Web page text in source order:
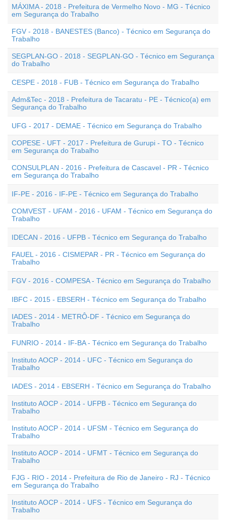
MÁXIMA - 2018 - Prefeitura de Vermelho Novo - MG - Técnico
em Segurança do Trabalho
FGV - 2018 - BANESTES (Banco) - Técnico em Segurança do
Trabalho
SEGPLAN-GO - 2018 - SEGPLAN-GO - Técnico em Segurança
do Trabalho
CESPE - 2018 - FUB - Técnico em Segurança do Trabalho
Adm&Tec - 2018 - Prefeitura de Tacaratu - PE - Técnico(a) em
Segurança do Trabalho
UFG - 2017 - DEMAE - Técnico em Segurança do Trabalho
COPESE - UFT - 2017 - Prefeitura de Gurupi - TO - Técnico
em Segurança do Trabalho
CONSULPLAN - 2016 - Prefeitura de Cascavel - PR - Técnico
em Segurança do Trabalho
IF-PE - 2016 - IF-PE - Técnico em Segurança do Trabalho
COMVEST - UFAM - 2016 - UFAM - Técnico em Segurança do
Trabalho
IDECAN - 2016 - UFPB - Técnico em Segurança do Trabalho
FAUEL - 2016 - CISMEPAR - PR - Técnico em Segurança do
Trabalho
FGV - 2016 - COMPESA - Técnico em Segurança do Trabalho
IBFC - 2015 - EBSERH - Técnico em Segurança do Trabalho
IADES - 2014 - METRÔ-DF - Técnico em Segurança do
Trabalho
FUNRIO - 2014 - IF-BA - Técnico em Segurança do Trabalho
Instituto AOCP - 2014 - UFC - Técnico em Segurança do
Trabalho
IADES - 2014 - EBSERH - Técnico em Segurança do Trabalho
Instituto AOCP - 2014 - UFPB - Técnico em Segurança do
Trabalho
Instituto AOCP - 2014 - UFSM - Técnico em Segurança do
Trabalho
Instituto AOCP - 2014 - UFMT - Técnico em Segurança do
Trabalho
FJG - RIO - 2014 - Prefeitura de Rio de Janeiro - RJ - Técnico
em Segurança do Trabalho
Instituto AOCP - 2014 - UFS - Técnico em Segurança do
Trabalho